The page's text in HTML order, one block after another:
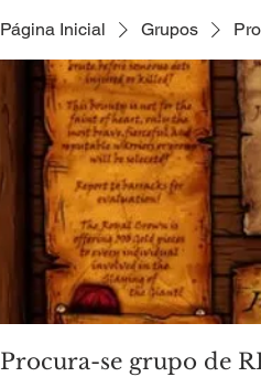
Página Inicial Grupos
Procura-se grupo de